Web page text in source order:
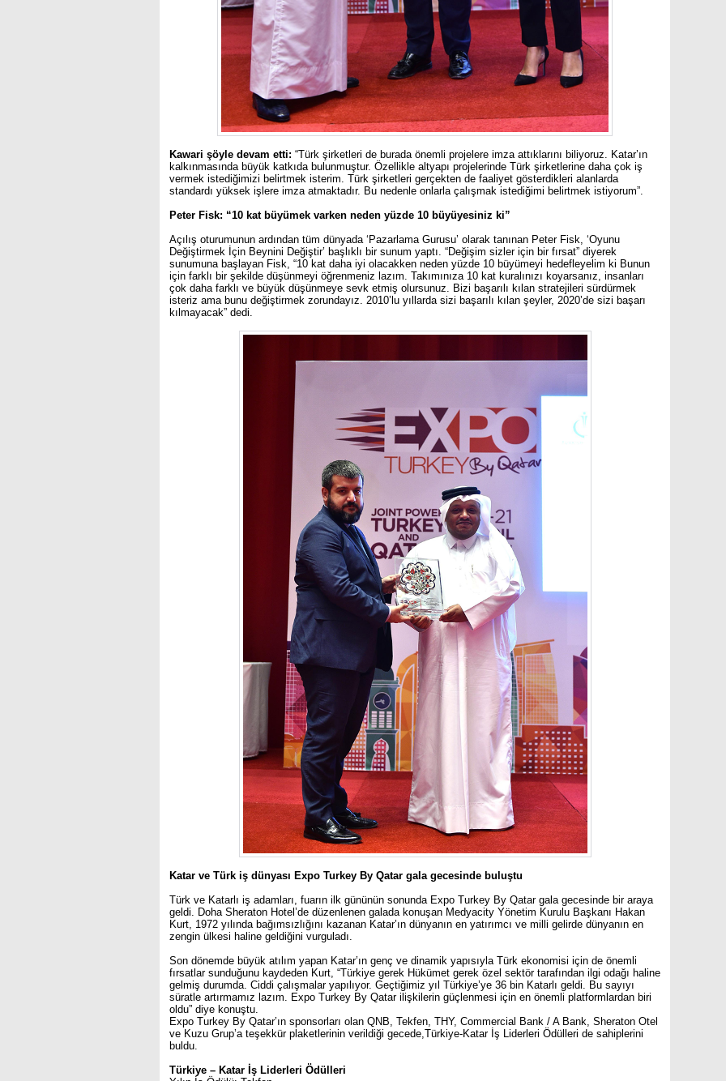
Kawari şöyle devam etti: “Türk şirketleri de burada önemli projelere imza attıklarını biliyoruz. Katar’ın
kalkınmasında büyük katkıda bulunmuştur. Özellikle altyapı projelerinde Türk şirketlerine daha çok iş
vermek istediğimizi belirtmek isterim. Türk şirketleri gerçekten de faaliyet gösterdikleri alanlarda
standardı yüksek işlere imza atmaktadır. Bu nedenle onlarla çalışmak istediğimi belirtmek istiyorum”.
Peter Fisk: “10 kat büyümek varken neden yüzde 10 büyüyesiniz ki”
Açılış oturumunun ardından tüm dünyada ‘Pazarlama Gurusu’ olarak tanınan Peter Fisk, ‘Oyunu
Değiştirmek İçin Beynini Değiştir’ başlıklı bir sunum yaptı. “Değişim sizler için bir fırsat” diyerek
sunumuna başlayan Fisk, “10 kat daha iyi olacakken neden yüzde 10 büyümeyi hedefleyelim ki Bunun
için farklı bir şekilde düşünmeyi öğrenmeniz lazım. Takımınıza 10 kat kuralınızı koyarsanız, insanları
çok daha farklı ve büyük düşünmeye sevk etmiş olursunuz. Bizi başarılı kılan stratejileri sürdürmek
isteriz ama bunu değiştirmek zorundayız. 2010’lu yıllarda sizi başarılı kılan şeyler, 2020’de sizi başarı
kılmayacak” dedi.
Katar ve Türk iş dünyası Expo Turkey By Qatar gala gecesinde buluştu
Türk ve Katarlı iş adamları, fuarın ilk gününün sonunda Expo Turkey By Qatar gala gecesinde bir araya
geldi. Doha Sheraton Hotel’de düzenlenen galada konuşan Medyacity Yönetim Kurulu Başkanı Hakan
Kurt, 1972 yılında bağımsızlığını kazanan Katar’ın dünyanın en yatırımcı ve milli gelirde dünyanın en
zengin ülkesi haline geldiğini vurguladı.
Son dönemde büyük atılım yapan Katar’ın genç ve dinamik yapısıyla Türk ekonomisi için de önemli
fırsatlar sunduğunu kaydeden Kurt, “Türkiye gerek Hükümet gerek özel sektör tarafından ilgi odağı haline
gelmiş durumda. Ciddi çalışmalar yapılıyor. Geçtiğimiz yıl Türkiye’ye 36 bin Katarlı geldi. Bu sayıyı
süratle artırmamız lazım. Expo Turkey By Qatar ilişkilerin güçlenmesi için en önemli platformlardan biri
oldu” diye konuştu.
Expo Turkey By Qatar’ın sponsorları olan QNB, Tekfen, THY, Commercial Bank / A Bank, Sheraton Otel
ve Kuzu Grup’a teşekkür plaketlerinin verildiği gecede,Türkiye-Katar İş Liderleri Ödülleri de sahiplerini
buldu.
Türkiye – Katar İş Liderleri Ödülleri